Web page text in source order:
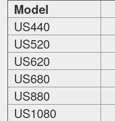
Model
US440
US520
US620
US680
US880
US1080